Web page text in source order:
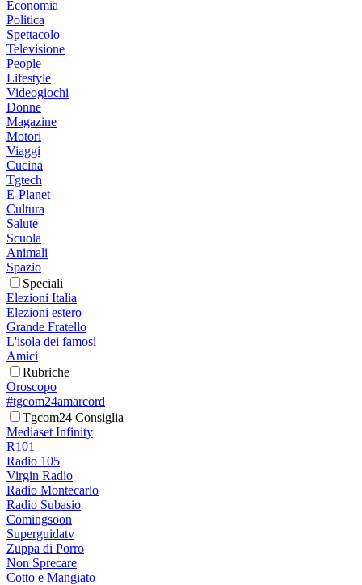
Economia
Politica
Spettacolo
Televisione
People
Lifestyle
Videogiochi
Donne
Magazine
Motori
Viaggi
Cucina
Tgtech
E-Planet
Cultura
Salute
Scuola
Animali
Spazio
Speciali
Elezioni Italia
Elezioni estero
Grande Fratello
L'isola dei famosi
Amici
Rubriche
Oroscopo
#tgcom24amarcord
Tgcom24 Consiglia
Mediaset Infinity
R101
Radio 105
Virgin Radio
Radio Montecarlo
Radio Subasio
Comingsoon
Superguidatv
Zuppa di Porro
Non Sprecare
Cotto e Mangiato